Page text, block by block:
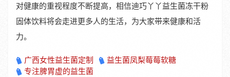
对健康的重视程度不断提高，相信迪巧丫丫益生菌冻干粉
固体饮料将会走进更多人的生活，为大家带来健康和活
力。
广西女性益生菌定制
益生菌凤梨莓莓软糖
专注脾胃虚的益生菌